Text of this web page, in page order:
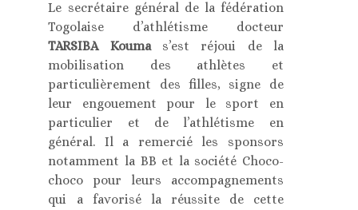
Le secrétaire général de la fédération
Togolaise d’athlétisme docteur
TARSIBA Koumas’est réjoui de la
mobilisation des athlètes et
particulièrement des filles, signe de
leur engouement pour le sport en
particulier et de l’athlétisme en
général. Il a remercié les sponsors
notamment la BB et la société Choco-
choco pour leurs accompagnements
qui a favorisé la réussite de cette